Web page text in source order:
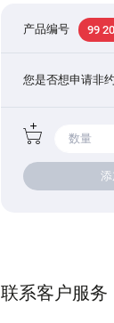
产品编号 99
您是否想申请非
联系客户服务